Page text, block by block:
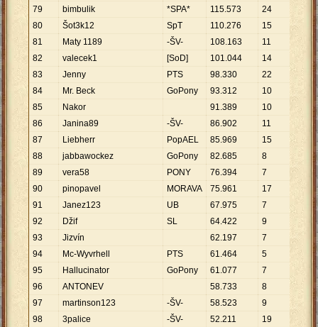
79
bimbulik *SPA* 115.573 24 4
80
Šot3k12 SpT 110.276 15
81
Maty 1189 -ŠV- 108.163 11
82
valecek1 [SoD] 101.044 14
83
Jenny PTS 98.330 22 4
84
Mr. Beck GoPony 93.312 10
85
Nakor 91.389 10
86
Janina89 -ŠV- 86.902 11 7
87
Liebherr PopAEL 85.969 15
88
jabbawockez GoPony 82.685 8
89
vera58 PONY 76.394 7
90
pinopavel MORAVA 75.961 17 4
91
Janez123 UB 67.975 7
92
Džif SL 64.422 9 7
93
Jizvín 62.197 7
94
Mc-Wyvrhell PTS 61.464 5
95
Hallucinator GoPony 61.077 7
96
ANTONEV 58.733 8 7
97
martinson123 -ŠV- 58.523 9
98
3palice -ŠV- 52.211 19